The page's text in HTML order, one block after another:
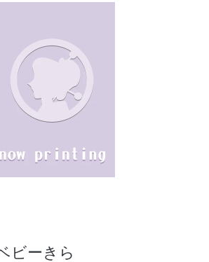
ビーきら